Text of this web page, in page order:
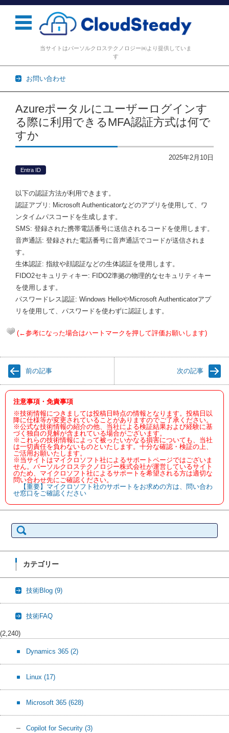
当サイトはパーソルクロステクノロジー㈱より提供していま
す
お問い合わせ
コンテンツに移動
Azureポータルにユーザーログインす
る際に利用できるMFA認証方式は何で
すか
2025年2月10日
Entra ID
以下の認証方法が利用できます。
認証アプリ: Microsoft Authenticatorなどのアプリを使用して、ワ
ンタイムパスコードを生成します。
SMS: 登録された携帯電話番号に送信されるコードを使用します。
音声通話: 登録された電話番号に音声通話でコードが送信されま
す。
生体認証: 指紋や顔認証などの生体認証を使用します。
FIDO2セキュリティキー: FIDO2準拠の物理的なセキュリティキー
を使用します。
パスワードレス認証: Windows HelloやMicrosoft Authenticatorアプ
リを使用して、パスワードを使わずに認証します。
(←参考になった場合はハートマークを押して評価お願いします)
前の記事 次の記事
注意事項・免責事項
※技術情報につきましては投稿日時点の情報となります。投稿日以
降に仕様等が変更されていることがありますのでご了承ください。
※公式な技術情報の紹介の他、当社による検証結果および経験に基
づく独自の見解が含まれている場合がございます。
※これらの技術情報によって被ったいかなる損害についても、当社
は一切責任を負わないものといたします。十分な確認・検証の上、
ご活用お願いたします。
※当サイトはマイクロソフト社によるサポートページではございま
せん。パーソルクロステクノロジー株式会社が運営しているサイト
のため、マイクロソフト社によるサポートを希望される方は適切な
問い合わせ先にご確認ください。
【重要】マイクロソフト社のサポートをお求めの方は、問い合わ
せ窓口をご確認ください
索:
カテゴリー
技術Blog (9)
技術FAQ
(2,240)
Dynamics 365 (2)
Linux (17)
Microsoft 365 (628)
Copilot for Security (3)